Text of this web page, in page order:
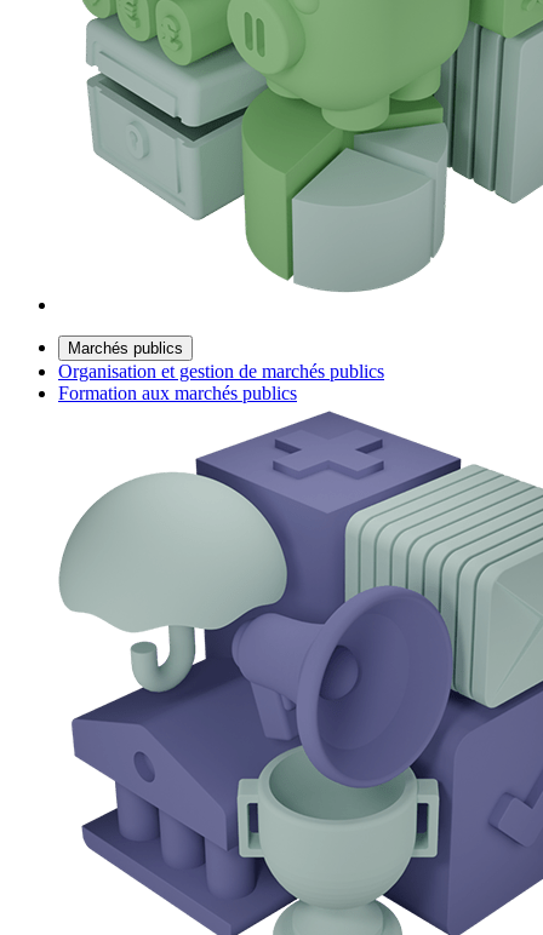
Marchés publics
Organisation et gestion de marchés publics
Formation aux marchés publics